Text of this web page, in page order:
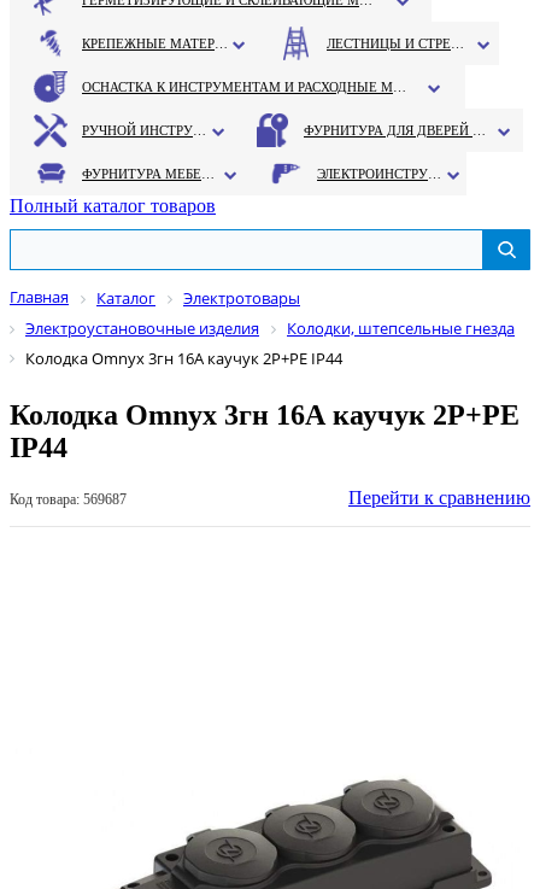
Полный каталог товаров
Главная Каталог
Электротовары
Электроустановочные изделия
Колодки, штепсельные гнезда
Колодка Omnyx 3гн 16А каучук 2P+PE IP44
Колодка Omnyx 3гн 16А каучук 2P+PE
IP44
Код товара: 569687 Перейти к сравнению